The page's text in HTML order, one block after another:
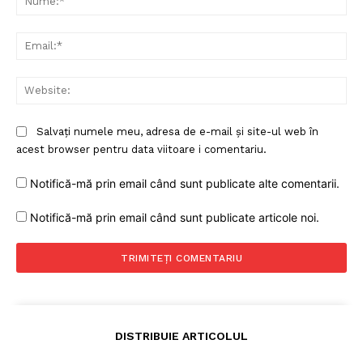
Despre noi / Echipa
Proiecte editoriale
Rețea
Salvați numele meu, adresa de e-mail și site-ul web în
acest browser pentru data viitoare i comentariu.
Notifică-mă prin email când sunt publicate alte comentarii.
Notifică-mă prin email când sunt publicate articole noi.
DISTRIBUIE ARTICOLUL